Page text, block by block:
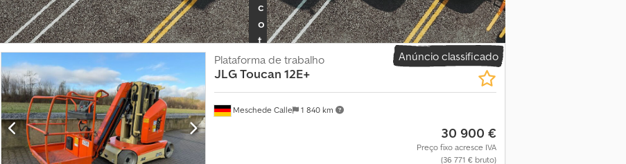
c
o
t
e
d
e
r
Anúncio classificado
Meschede Calle 1 840 km
Plataforma de trabalho
JLGToucan 12E+
30 900 €
Preço fixo acresce IVA
(36 771 € bruto)